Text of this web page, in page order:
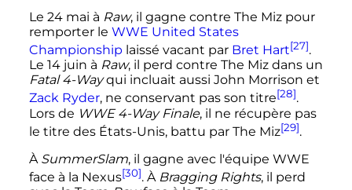
Le 24 mai à Raw, il gagne contre The Miz pour
remporter le WWE United States
Championship laissé vacant par Bret Hart[27].
Le 14 juin à Raw, il perd contre The Miz dans un
Fatal 4-Wayqui incluait aussi John Morrison et
Zack Ryder, ne conservant pas son titre[28].
Lors de WWE 4-Way Finale, il ne récupère pas
le titre des États-Unis, battu par The Miz[29].
À SummerSlam, il gagne avec l'équipe WWE
face à la Nexus[30]. À Bragging Rights, il perd